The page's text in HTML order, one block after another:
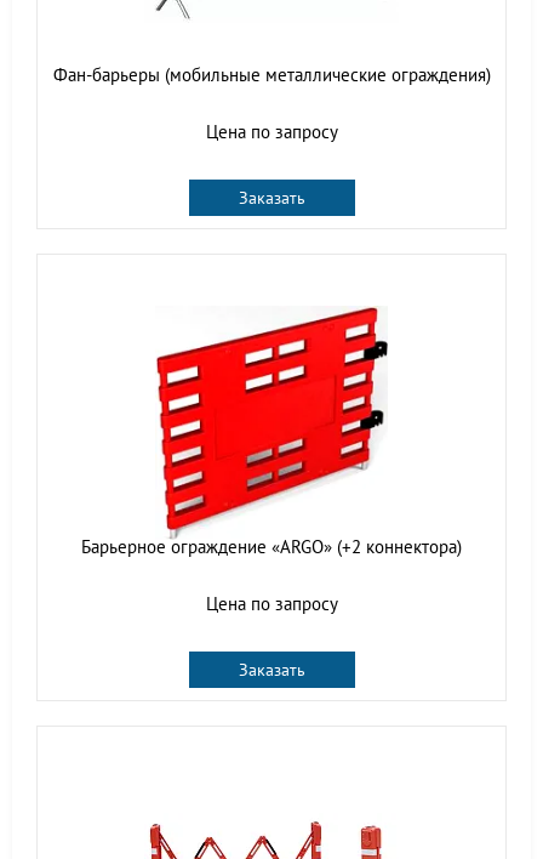
Фан-барьеры (мобильные металлические ограждения)
Цена по запросу
Заказать
Барьерное ограждение «ARGO» (+2 коннектора)
Цена по запросу
Заказать